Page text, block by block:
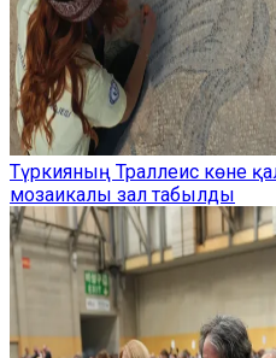
Түркияның Траллеис көне
мозаикалы зал табылды